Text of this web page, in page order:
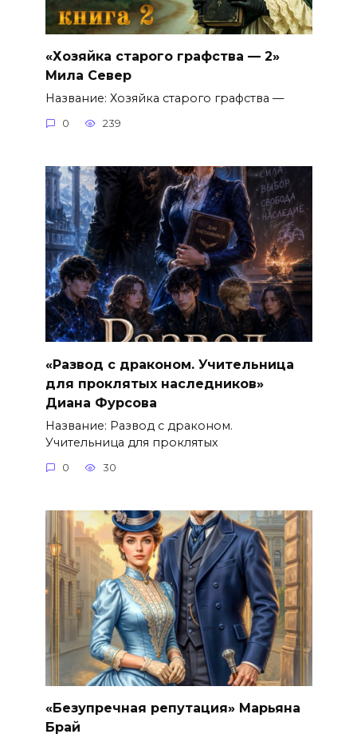
«Хозяйка старого графства — 2»
Мила Север
Название: Хозяйка старого графства —
0 239
«Развод с драконом. Учительница
для проклятых наследников»
Диана Фурсова
Название: Развод с драконом.
Учительница для проклятых
0 30
«Безупречная репутация» Марьяна
Брай